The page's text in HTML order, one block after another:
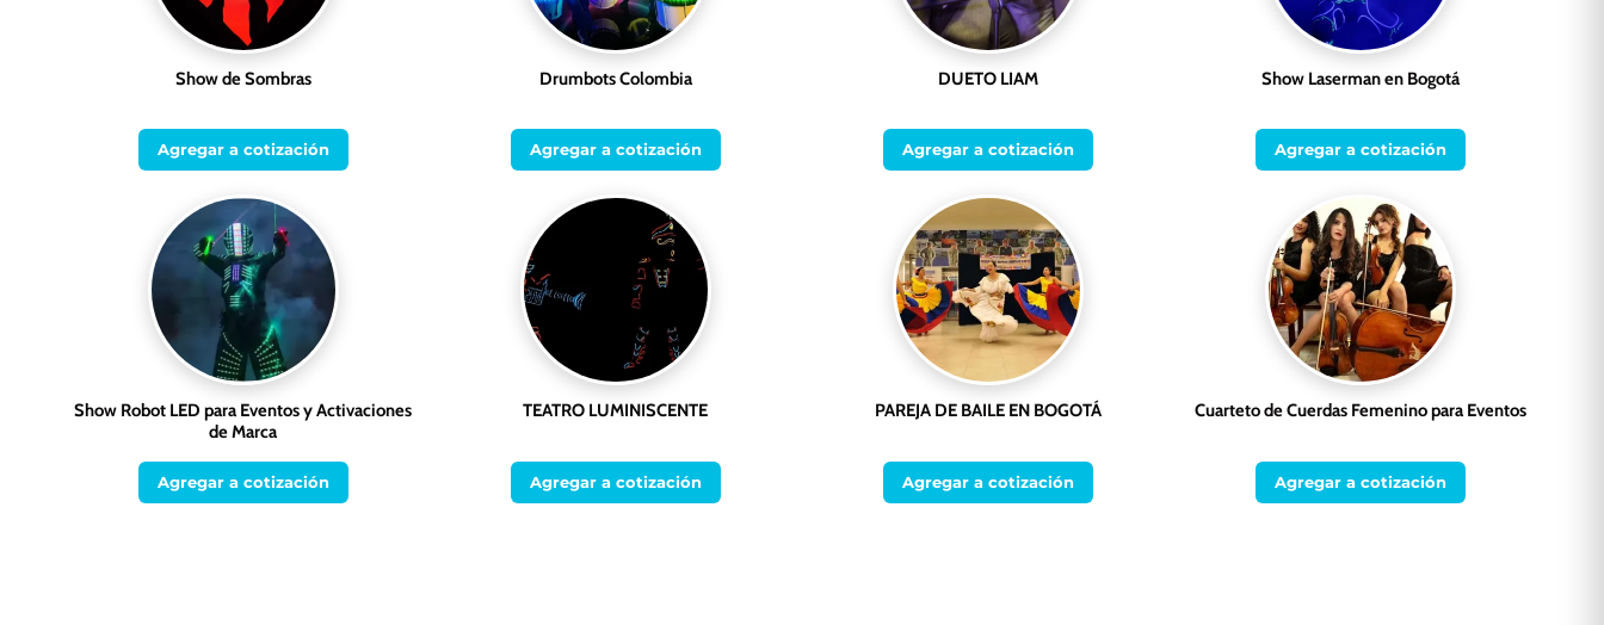
Show de Sombras
Agregar a cotización
Drumbots Colombia
Agregar a cotización
DUETO LIAM
Agregar a cotización
Show Laserman en Bogotá
Agregar a cotización
Show Robot LED para Eventos y Activaciones
de Marca
Agregar a cotización
TEATRO LUMINISCENTE
Agregar a cotización
PAREJA DE BAILE EN BOGOTÁ
Agregar a cotización
Cuarteto de Cuerdas Femenino para Eventos
Agregar a cotización